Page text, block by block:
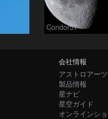
Condor57
会社情報
アストロアーツ
製品情報
星ナビ
星空ガイド
オンラインシ